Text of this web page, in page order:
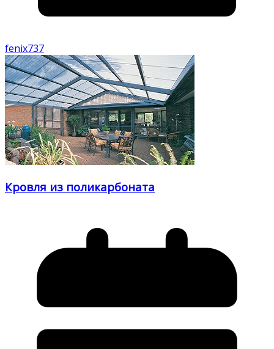
fenix737
Кровля из поликарбоната